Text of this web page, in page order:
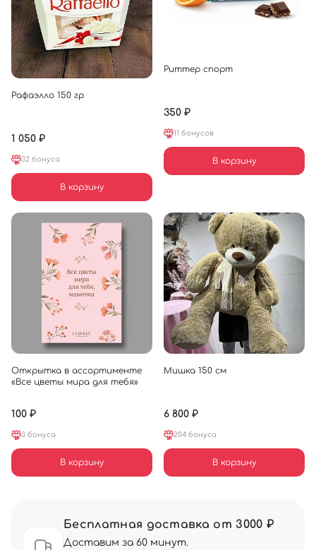
Рафаэлло 150 гр
1 050 ₽
32 бонуса
В корзину
Риттер спорт
350 ₽
11 бонусов
В корзину
Открытка в ассортименте
«Все цветы мира для тебя»
100 ₽
3 бонуса
В корзину
Мишка 150 см
6 800 ₽
204 бонуса
В корзину
Бесплатная доставка от 3000 ₽
Доставим за 60 минут.